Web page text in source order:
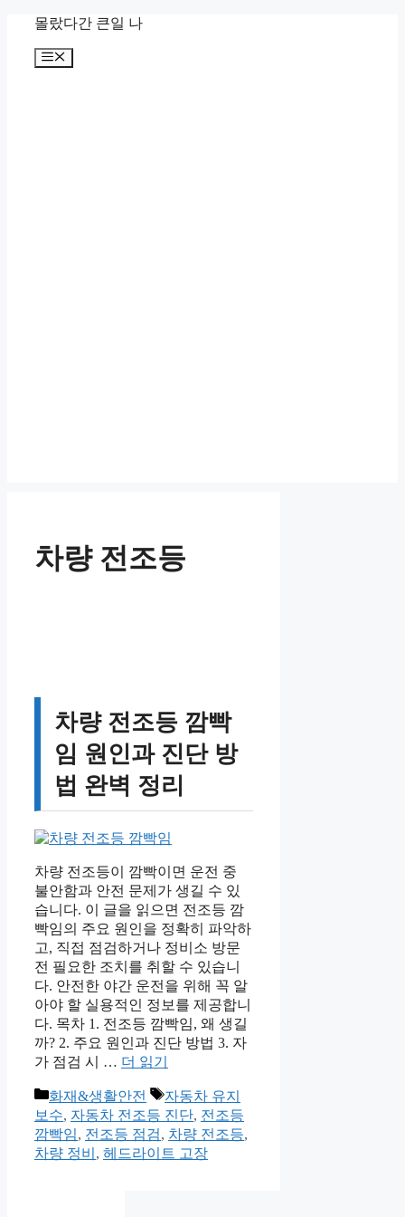
몰랐다간 큰일 나
메
차량 전조등
차량 전조등 깜빡
임 원인과 진단 방
법 완벽 정리
차량 전조등이 깜빡이면 운전 중
불안함과 안전 문제가 생길 수 있
습니다. 이 글을 읽으면 전조등 깜
빡임의 주요 원인을 정확히 파악하
고, 직접 점검하거나 정비소 방문
전 필요한 조치를 취할 수 있습니
다. 안전한 야간 운전을 위해 꼭 알
아야 할 실용적인 정보를 제공합니
다. 목차 1. 전조등 깜빡임, 왜 생길
까? 2. 주요 원인과 진단 방법 3. 자
가 점검 시 … 더 읽기
카
테
고
리
화재&생활안전
태
그
자동차 유지
보수, 자동차 전조등 진단, 전조등
깜빡임, 전조등 점검, 차량 전조등,
차량 정비 , 헤드라이트 고장